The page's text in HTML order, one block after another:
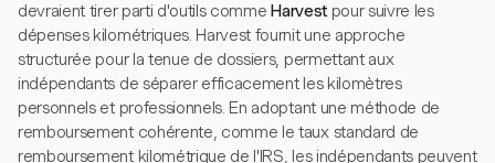
devraient tirer parti d'outils commeHarvestpour suivre les
dépenses kilométriques. Harvest fournit une approche
structurée pour la tenue de dossiers, permettant aux
indépendants de séparer efficacement les kilomètres
personnels et professionnels. En adoptant une méthode de
remboursement cohérente, comme le taux standard de
remboursement kilométrique de l'IRS, les indépendants peuvent